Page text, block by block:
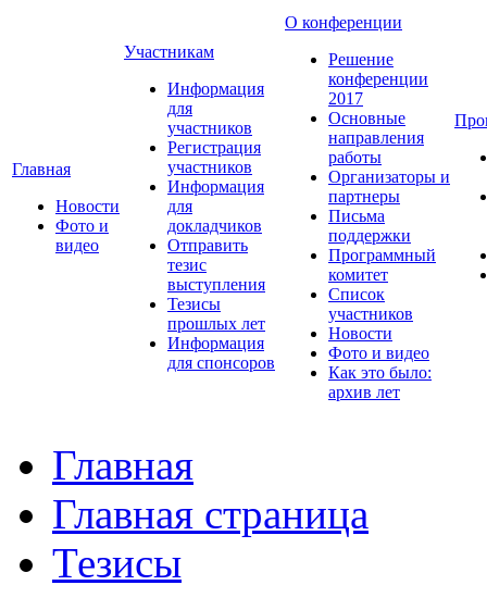
Главная
Новости
Фото и
видео
Участникам
Информация
для
участников
Регистрация
участников
Информация
для
докладчиков
Отправить
тезис
выступления
Тезисы
прошлых лет
Информация
для спонсоров
О конференции
Решение
конференции
2017
Основные
направления
работы
Организаторы и
партнеры
Письма
поддержки
Программный
комитет
Список
участников
Новости
Фото и видео
Как это было:
архив лет
Главная
Главная страница
Тезисы